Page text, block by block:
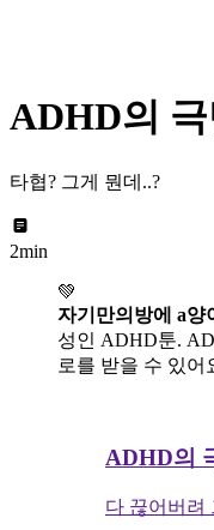
ADHD의
타협? 그게 뭔데..?
2min
💚
자기만의방에 a양
성인 ADHD툰.
로를 받을 수 있어
ADHD의
다 끊어버려